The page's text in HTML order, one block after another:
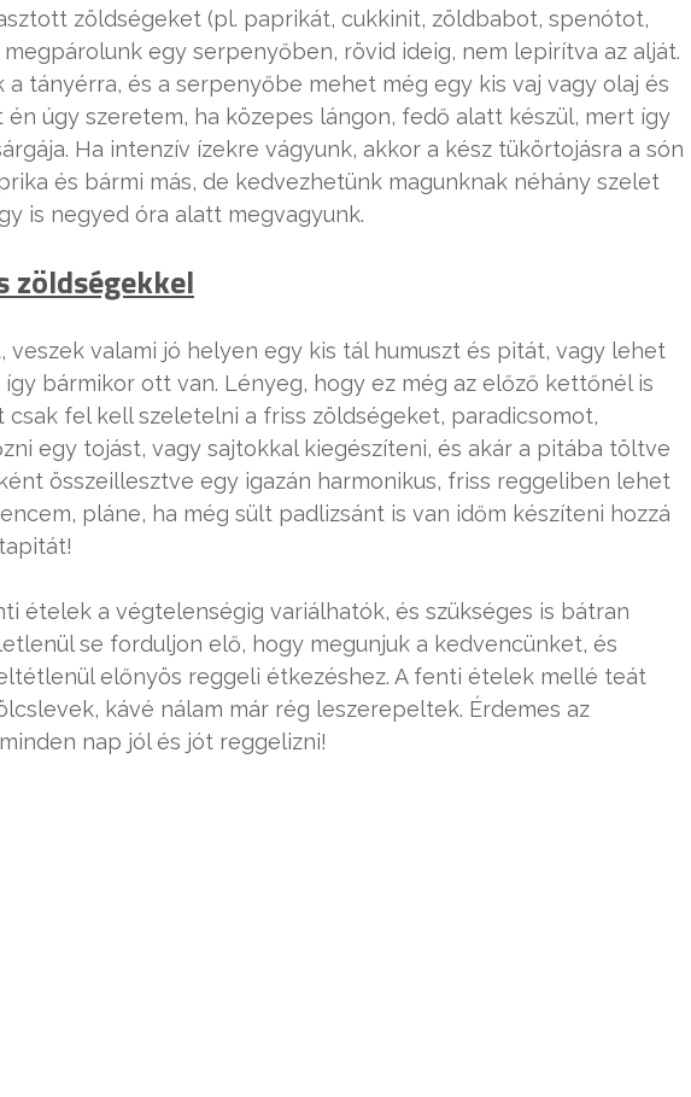
zöldségeket (pl. paprikát, cukkinit, zöldbabot, spenótot,
egy serpenyőben, rövid ideig, nem lepirítva az alját.
a tányérra, és a serpenyőbe mehet még egy kis vaj vagy olaj és
én úgy szeretem, ha közepes lángon, fedő alatt készül, mert így
Ha intenzív ízekre vágyunk, akkor a kész tükörtojásra a són
és bármi más, de kedvezhetünk magunknak néhány szelet
is negyed óra alatt megvagyunk.
zöldségekkel
veszek valami jó helyen egy kis tál humuszt és pitát, vagy lehet
bármikor ott van. Lényeg, hogy ez még az előző kettőnél is
fel kell szeletelni a friss zöldségeket, paradicsomot,
egy tojást, vagy sajtokkal kiegészíteni, és akár a pitába töltve
összeillesztve egy igazán harmonikus, friss reggeliben lehet
pláne, ha még sült padlizsánt is van időm készíteni hozzá
ételek a végtelenségig variálhatók, és szükséges is bátran
se forduljon elő, hogy megunjuk a kedvencünket, és
előnyös reggeli étkezéshez. A fenti ételek mellé teát
kávé nálam már rég leszerepeltek. Érdemes az
nap jól és jót reggelizni!